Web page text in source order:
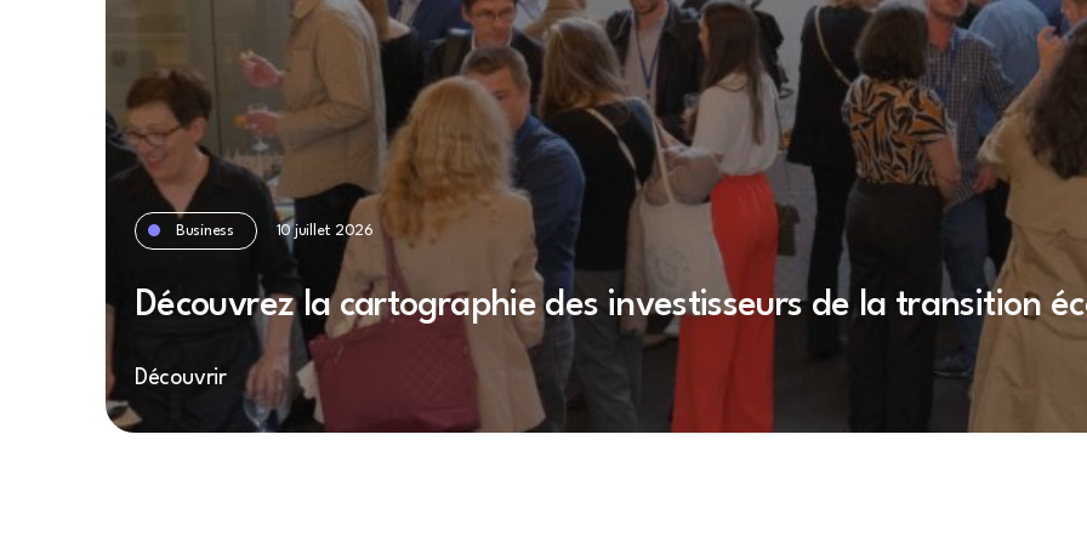
Business 10 juillet 2026
Découvrez la cartographie des investisseurs de la transition
Découvrir